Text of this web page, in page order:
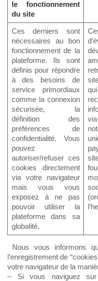
le fonctionnement
du site
Ces derniers sont
nécessaires au bon
fonctionnement de la
plateforme. Ils sont
définis pour répondre
à des besoins de
service primordiaux
comme la connexion
sécurisée, la
définition des
préférences de
confidentialité. Vous
pouvez
autoriser/refuser ces
cookies directement
via votre navigateur
mais vous vous
exposez à ne pas
pouvoir utiliser la
plateforme dans sa
globalité.
Nous vous informons
l’enregistrement de
votre navigateur de la
– Si vous naviguez sur